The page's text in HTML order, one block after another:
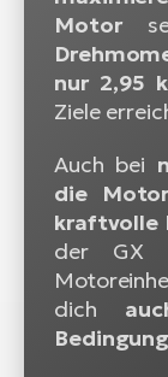
Motor
nur 2,95
Ziele
Auch bei
die
kraftvolle
der GX
dich